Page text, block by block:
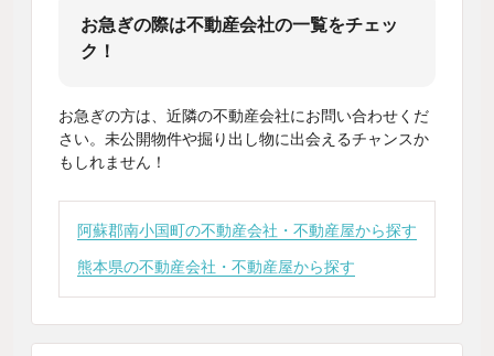
お急ぎの際は不動産会社の一覧をチェッ
ク！
お急ぎの方は、近隣の不動産会社にお問い合わせくだ
さい。未公開物件や掘り出し物に出会えるチャンスか
もしれません！
阿蘇郡南小国町の不動産会社・不動産屋から探す
熊本県の不動産会社・不動産屋から探す